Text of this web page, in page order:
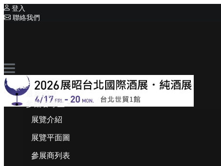
登入
聯絡我們
English
最新消息
參觀者專區
展覽介紹
展覽平面圖
參展商列表